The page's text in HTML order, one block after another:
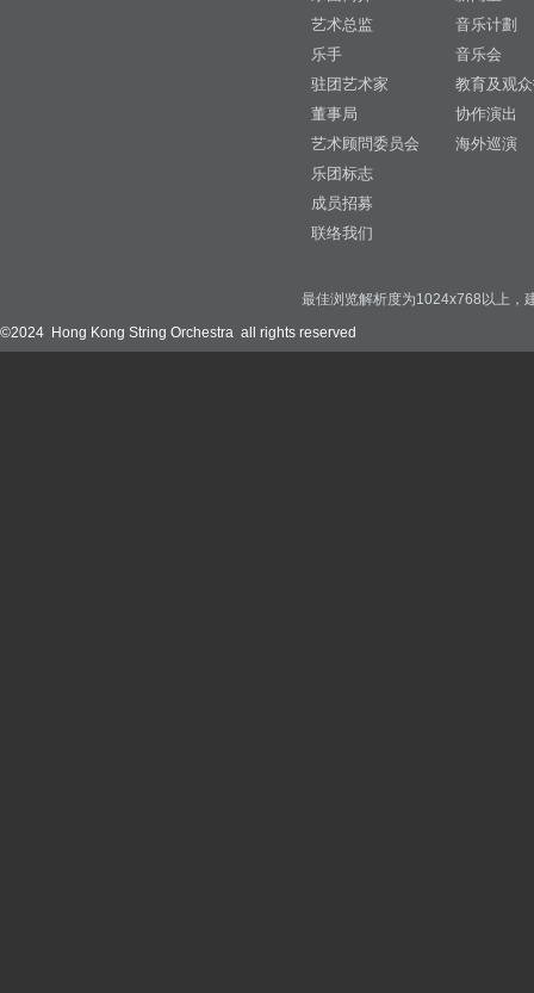
艺术总监
乐手
驻团艺术家
董事局
艺术顾問委员会
乐团标志
成员招募
联络我们
音乐计劃
音乐会
教育及观
协作演出
海外巡演
最佳浏览解析度为1024x768以上，
©2024 Hong Kong String Orchestra all rights reserved